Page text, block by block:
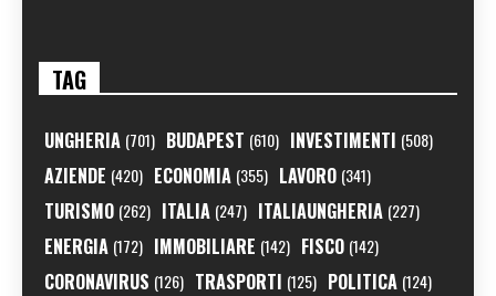
TAG
UNGHERIA (701) BUDAPEST (610) INVESTIMENTI (508)
AZIENDE (420) ECONOMIA (355) LAVORO (341)
TURISMO (262) ITALIA (247) ITALIAUNGHERIA (227)
ENERGIA (172) IMMOBILIARE (142) FISCO (142)
CORONAVIRUS (126) TRASPORTI (125) POLITICA (124)